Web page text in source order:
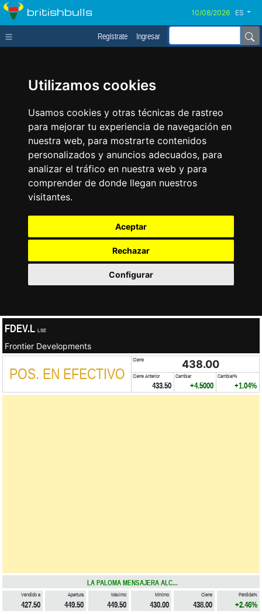
Utilizamos cookies
Usamos cookies y otras técnicas de rastreo
para mejorar tu experiencia de navegación en
nuestra web, para mostrarte contenidos
personalizados y anuncios adecuados, para
analizar el tráfico en nuestra web y para
comprender de donde llegan nuestros
visitantes.
Aceptar
Rechazar
Configurar
britishbulls ES
Regístrate Ingresar
FDEV.L LSE
Frontier Developments
POS. EN EFECTIVO
Cierre 438.00
Cierre Anterior
433.50
Cambiar
+4.5000
Cambiar%
+1.04%
LA PALOMA MENSAJERA ALC...
Vendido a
427.50
Apertura
449.50
Máximo
449.50
Mínimo
430.00
Cierre
438.00
Pérdida%
+2.46%